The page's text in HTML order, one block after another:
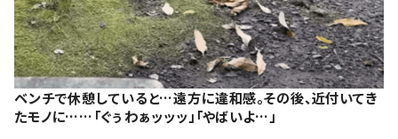
ベンチで休憩していると…遠方に違和感。その後、近付いてき
たモノに……「ぐぅわぁッッッ」「やばいよ…」